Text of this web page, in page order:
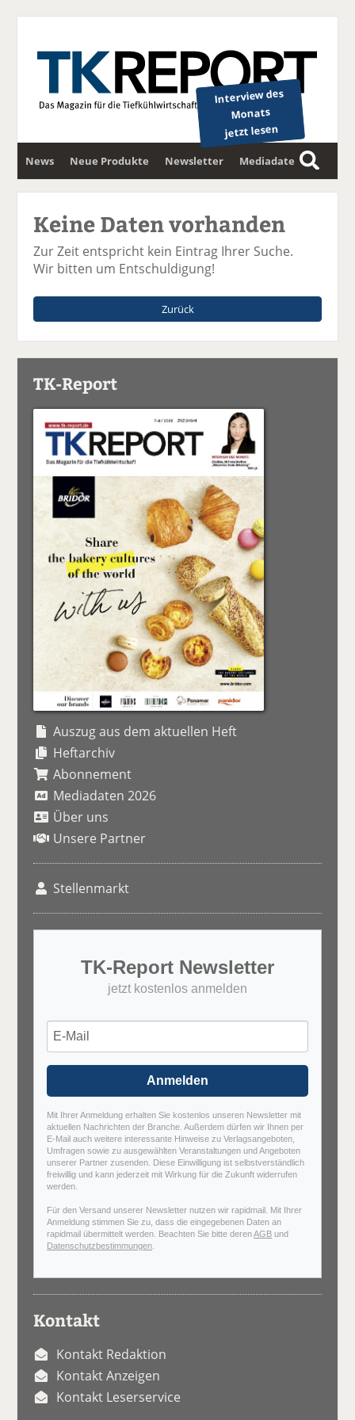
Interview des
Monats
jetzt lesen
News Neue Produkte Newsletter Mediadaten
S
u
Keine Daten vorhanden
Zur Zeit entspricht kein Eintrag Ihrer Suche.
Wir bitten um Entschuldigung!
Zurück
TK-Report
Auszug aus dem aktuellen Heft
Heftarchiv
Abonnement
Mediadaten 2026
Über uns
Unsere Partner
Stellenmarkt
TK-Report Newsletter
jetzt kostenlos anmelden
Anmelden
Mit Ihrer Anmeldung erhalten Sie kostenlos unseren Newsletter mit
aktuellen Nachrichten der Branche. Außerdem dürfen wir Ihnen per
E-Mail auch weitere interessante Hinweise zu Verlagsangeboten,
Umfragen sowie zu ausgewählten Veranstaltungen und Angeboten
unserer Partner zusenden. Diese Einwilligung ist selbstverständlich
freiwillig und kann jederzeit mit Wirkung für die Zukunft widerrufen
werden.
Für den Versand unserer Newsletter nutzen wir rapidmail. Mit Ihrer
Anmeldung stimmen Sie zu, dass die eingegebenen Daten an
rapidmail übermittelt werden. Beachten Sie bitte derenAGB und
Datenschutzbestimmungen
Kontakt
Kontakt Redaktion
Kontakt Anzeigen
Kontakt Leserservice